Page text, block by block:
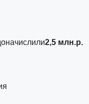
2,5 млн.р.